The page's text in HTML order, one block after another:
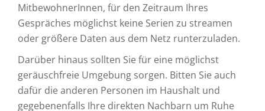
MitbewohnerInnen, für den Zeitraum Ihres
Gespräches möglichst keine Serien zu streamen
oder größere Daten aus dem Netz runterzuladen.
Darüber hinaus sollten Sie für eine möglichst
geräuschfreie Umgebung sorgen. Bitten Sie auch
dafür die anderen Personen im Haushalt und
gegebenenfalls Ihre direkten Nachbarn um Ruhe